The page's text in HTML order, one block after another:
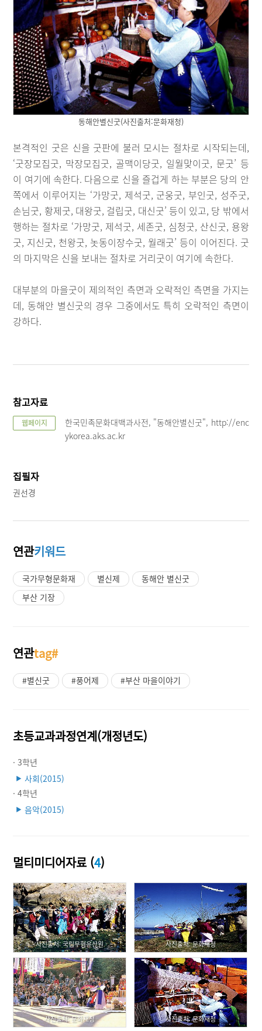
동해안별신굿(사진출처:문화재청)
본격적인 굿은 신을 굿판에 불러 모시는 절차로 시작되는데,
‘굿장모집굿, 막장모집굿, 골맥이당굿, 일월맞이굿, 문굿’ 등
이 여기에 속한다. 다음으로 신을 즐겁게 하는 부분은 당의 안
쪽에서 이루어지는 ‘가망굿, 제석굿, 군웅굿, 부인굿, 성주굿,
손님굿, 황제굿, 대왕굿, 걸립굿, 대신굿’ 등이 있고, 당 밖에서
행하는 절차로 ‘가망굿, 제석굿, 세존굿, 심청굿, 산신굿, 용왕
굿, 지신굿, 천왕굿, 놋동이장수굿, 월래굿’ 등이 이어진다. 굿
의 마지막은 신을 보내는 절차로 거리굿이 여기에 속한다.
대부분의 마을굿이 제의적인 측면과 오락적인 측면을 가지는
데, 동해안 별신굿의 경우 그중에서도 특히 오락적인 측면이
강하다.
참고자료
웹페이지
한국민족문화대백과사전, "동해안별신굿", http://enc
ykorea.aks.ac.kr
집필자
권선경
연관키워드
국가무형문화재 별신제
동해안 별신굿
부산 기장
연관tag#
#별신굿 #풍어제 #부산 마을이야기
초등교과과정연계(개정년도)
· 3학년
▶ 사회(2015)
· 4학년
▶ 음악(2015)
멀티미디어자료 (4)
사진출처: 국립무형유산원 사진출처: 문화재청
사진출처: 문화재청 사진출처: 문화재청